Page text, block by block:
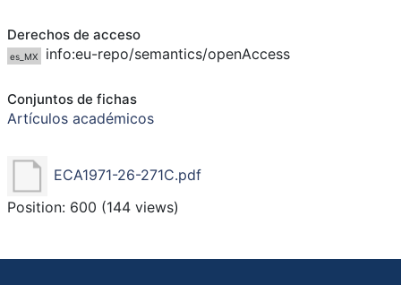
Derechos de acceso
es_MX info:eu-repo/semantics/openAccess
Conjuntos de fichas
Artículos académicos
ECA1971-26-271C.pdf
Position: 600 (144views)